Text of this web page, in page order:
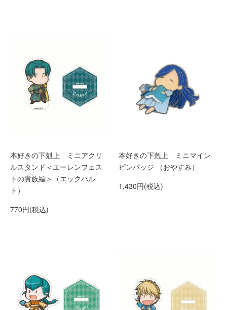
本好きの下剋上 ミニアクリ
ルスタンド＜エーレンフェス
トの貴族編＞（エックハル
ト）
770円(税込)
本好きの下剋上 ミニマイン
ピンバッジ （おやすみ）
1,430円(税込)